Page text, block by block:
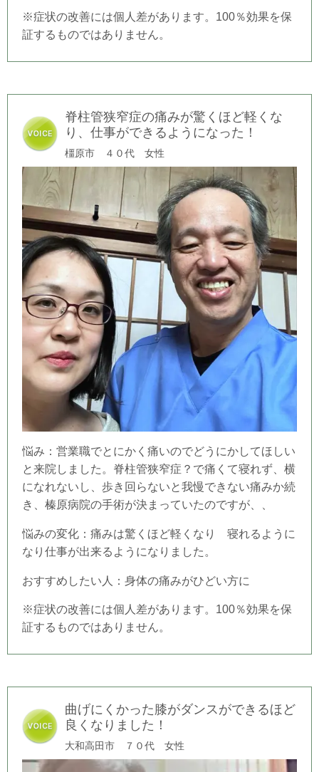
※症状の改善には個人差があります。100％効果を保
証するものではありません。
脊柱管狭窄症の痛みが驚くほど軽くな
り、仕事ができるようになった！
橿原市 ４０代 女性
悩み：営業職でとにかく痛いのでどうにかしてほしい
と来院しました。脊柱管狭窄症？で痛くて寝れず、横
になれないし、歩き回らないと我慢できない痛みか続
き、 榛原病院の手術が決まっていたのですが、、
悩みの変化：痛みは驚くほど軽くなり 寝れるように
なり仕事が出来るようになりました。
おすすめしたい人：身体の痛みがひどい方に
※症状の改善には個人差があります。100％効果を保
証するものではありません。
曲げにくかった膝がダンスができるほど
良くなりました！
大和高田市 ７０代 女性